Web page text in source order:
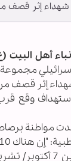
أهل البيت (ع)
وقع قرب
مواطنة
على قطاع غزة خلال 24 ساعة".